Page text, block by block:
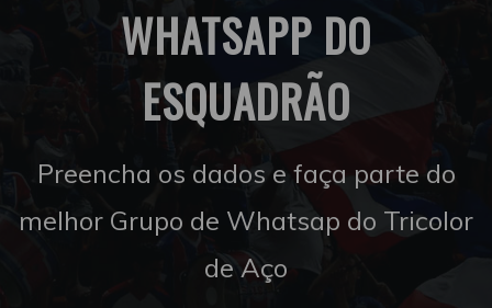
WHATSAPP DO
ESQUADRÃO
Preencha os dados e faça parte do
melhor Grupo de Whatsap do Tricolor
de Aço